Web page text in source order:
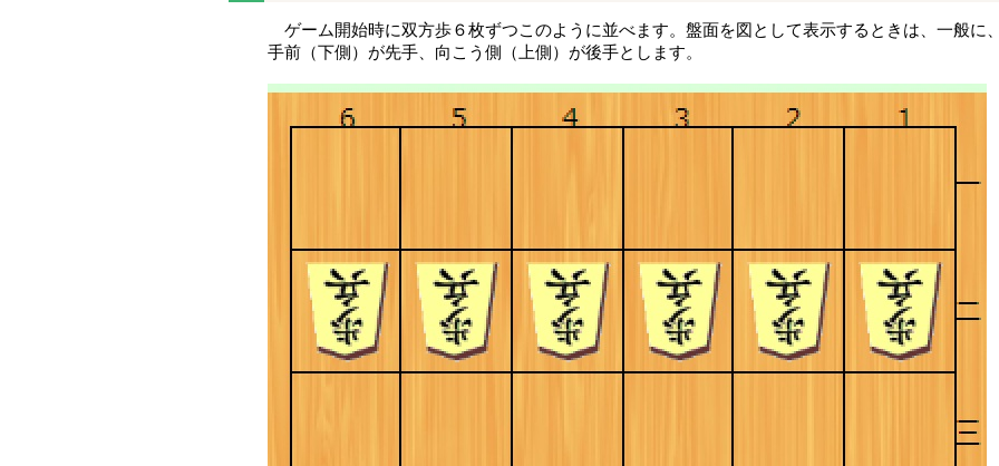
ゲーム開始時に双方歩６枚ずつこのように並べます。盤面を図として表示するときは、一般に
手前（下側）が先手、向こう側（上側）が後手とします。